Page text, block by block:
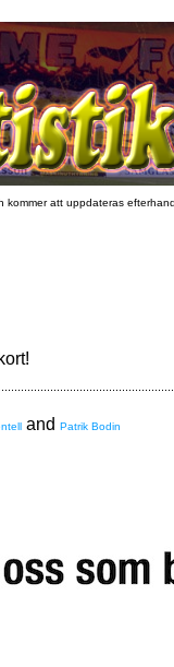
kommer att uppdateras
and Patrik Bodin